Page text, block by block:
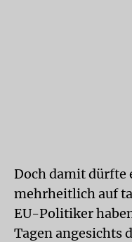
Doch damit dürfte
mehrheitlich auf
EU-Politiker
Tagen angesichts